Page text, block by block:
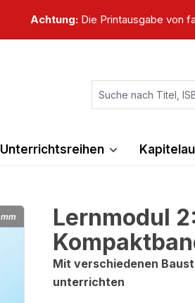
Achtung:Die Printausgabe von
Unterrichtsreihen
Lernmodul
Mit verschiedenen
unterrichten